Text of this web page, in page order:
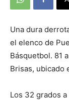
Una dura
el elenco de
Básquetbol. 81
Brisas, ubicado
Los 32 grados